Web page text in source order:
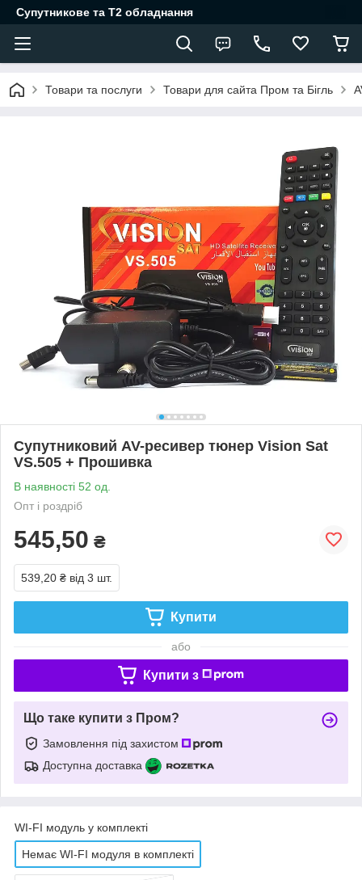
Супутникове та Т2 обладнання
Товари та послуги Товари для сайта Пром та Бігль
Супутниковий AV-ресивер тюнер Vision Sat
VS.505 + Прошивка
В наявності 52 од.
Опт і роздріб
545,50 ₴
539,20 ₴ від 3 шт.
Купити
або
Купити з
Що таке купити з Пром?
Замовлення під захистом
Доступна доставка
WI-FI модуль у комплекті
Немає WI-FI модуля в комплекті